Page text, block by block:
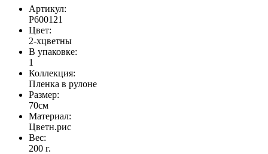
Артикул:
Р600121
Цвет:
2-хцветны
В упаковке:
1
Коллекция:
Пленка в рулоне
Размер:
70см
Материал:
Цветн.рис
Вес:
200 г.